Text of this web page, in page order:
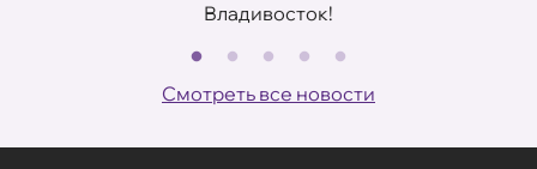
Владивосток!
Смотреть все новости